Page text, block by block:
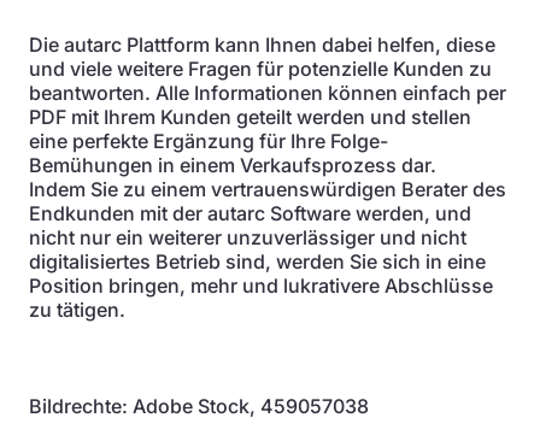
Die autarc Plattform kann Ihnen dabei helfen, diese
und viele weitere Fragen für potenzielle Kunden zu
beantworten. Alle Informationen können einfach per
PDF mit Ihrem Kunden geteilt werden und stellen
eine perfekte Ergänzung für Ihre Folge-
Bemühungen in einem Verkaufsprozess dar.
Indem Sie zu einem vertrauenswürdigen Berater des
Endkunden mit der autarc Software werden, und
nicht nur ein weiterer unzuverlässiger und nicht
digitalisiertes Betrieb sind, werden Sie sich in eine
Position bringen, mehr und lukrativere Abschlüsse
zu tätigen.
Bildrechte: Adobe Stock, 459057038